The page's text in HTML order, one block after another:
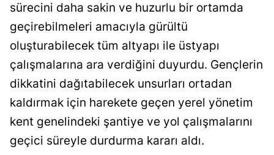
Balıkesir
Bingöl
Bitlis
Burdur
sürecini daha sakin ve huzurlu bir ortamda
geçirebilmeleri amacıyla gürültü
oluşturabilecek tüm altyapı ile üstyapı
çalışmalarına ara verdiğini duyurdu. Gençlerin
dikkatini dağıtabilecek unsurları ortadan
kaldırmak için harekete geçen yerel yönetim
kent genelindeki şantiye ve yol çalışmalarını
geçici süreyle durdurma kararı aldı.